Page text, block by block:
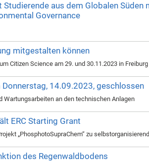
aus dem Globalen Süden
Governance
mitgestalten können
Citizen Science am 29. und 30.11.2023 in Freiburg
14.09.2023, geschlossen
Wartungsarbeiten an den technischen Anlagen
ERC Starting Grant
„PhosphotoSupraChem“ zu
des Regenwaldbodens